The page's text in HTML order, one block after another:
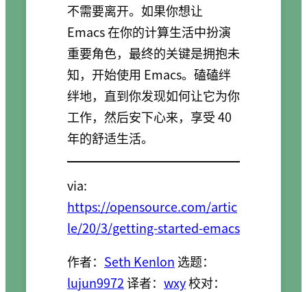
不需要离开。如果你想让
Emacs 在你的计算生活中扮演
重要角色，最终的关键是拥抱未
知，开始使用 Emacs。磕磕绊
绊地，直到你发现如何让它为你
工作，然后安下心来，享受 40
年的舒适生活。
via:
https://opensource.com/artic
le/20/3/getting-started-emacs
作者： Seth Kenlon 选题：
lujun9972译者： wxy校对：